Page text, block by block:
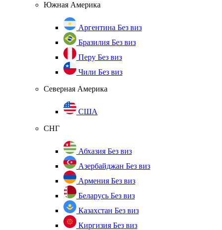
Южная Америка
Аргентина Без виз
Бразилия Без виз
Перу Без виз
Чили Без виз
Северная Америка
США
СНГ
Абхазия Без виз
Азербайджан Без виз
Армения Без виз
Беларусь Без виз
Казахстан Без виз
Киргизия Без виз